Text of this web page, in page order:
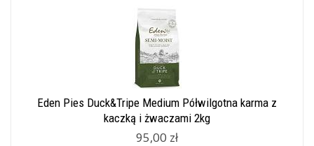
Eden Pies Duck&Tripe Medium Półwilgotna karma z
kaczką i żwaczami 2kg
95,00 zł